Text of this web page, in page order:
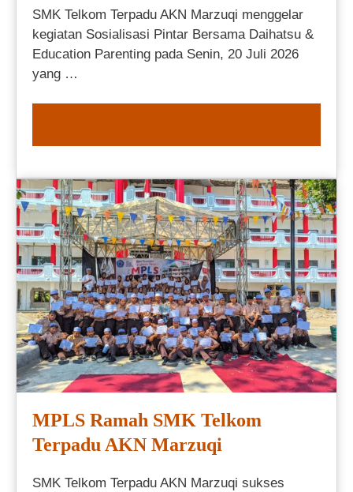
SMK Telkom Terpadu AKN Marzuqi menggelar
kegiatan Sosialisasi Pintar Bersama Daihatsu &
Education Parenting pada Senin, 20 Juli 2026
yang …
MPLS Ramah SMK Telkom
Terpadu AKN Marzuqi
SMK Telkom Terpadu AKN Marzuqi sukses